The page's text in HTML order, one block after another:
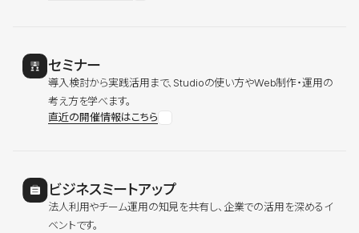
セミナー
導入検討から実践活用まで、Studioの使い方やWeb制作・運用の
考え方を学べます。
直近の開催情報はこちら
ビジネスミートアップ
法人利用やチーム運用の知見を共有し、企業での活用を深めるイ
ベントです。